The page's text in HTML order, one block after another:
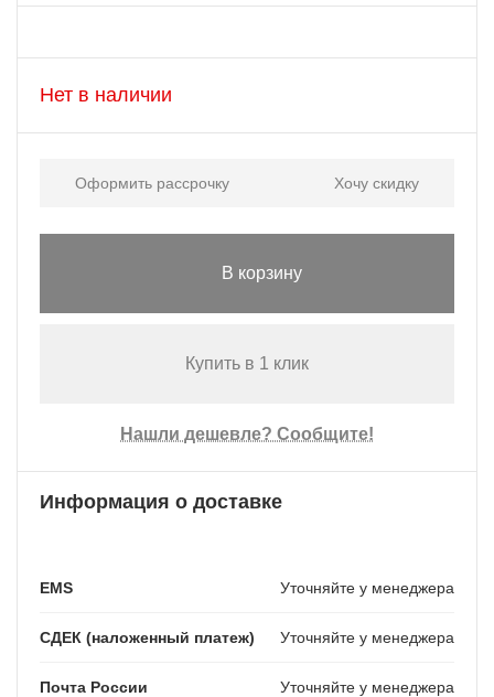
Нет в наличии
Оформить рассрочку Хочу скидку
В корзину
Купить в 1 клик
Нашли дешевле? Сообщите!
Информация о доставке
EMS Уточняйте у менеджера
СДЕК (наложенный платеж) Уточняйте у менеджера
Почта России Уточняйте у менеджера